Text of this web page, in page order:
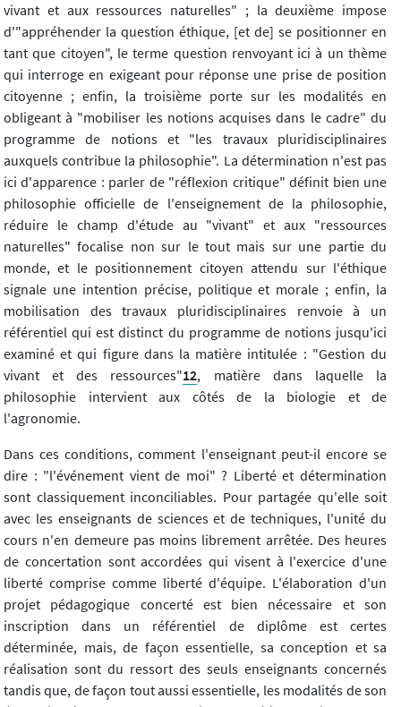
vivant et aux ressources naturelles" ; la deuxième impose
d'"appréhender la question éthique, [et de] se positionner en
tant que citoyen", le terme question renvoyant ici à un thème
qui interroge en exigeant pour réponse une prise de position
citoyenne ; enfin, la troisième porte sur les modalités en
obligeant à "mobiliser les notions acquises dans le cadre" du
programme de notions et "les travaux pluridisciplinaires
auxquels contribue la philosophie". La détermination n'est pas
ici d'apparence : parler de "réflexion critique" définit bien une
philosophie officielle de l'enseignement de la philosophie,
réduire le champ d'étude au "vivant" et aux "ressources
naturelles" focalise non sur le tout mais sur une partie du
monde, et le positionnement citoyen attendu sur l'éthique
signale une intention précise, politique et morale ; enfin, la
mobilisation des travaux pluridisciplinaires renvoie à un
référentiel qui est distinct du programme de notions jusqu'ici
examiné et qui figure dans la matière intitulée : "Gestion du
vivant et des ressources"12, matière dans laquelle la
philosophie intervient aux côtés de la biologie et de
l'agronomie.
Dans ces conditions, comment l'enseignant peut-il encore se
dire : "l'événement vient de moi" ? Liberté et détermination
sont classiquement inconciliables. Pour partagée qu'elle soit
avec les enseignants de sciences et de techniques, l'unité du
cours n'en demeure pas moins librement arrêtée. Des heures
de concertation sont accordées qui visent à l'exercice d'une
liberté comprise comme liberté d'équipe. L'élaboration d'un
projet pédagogique concerté est bien nécessaire et son
inscription dans un référentiel de diplôme est certes
déterminée, mais, de façon essentielle, sa conception et sa
réalisation sont du ressort des seuls enseignants concernés
tandis que, de façon tout aussi essentielle, les modalités de son